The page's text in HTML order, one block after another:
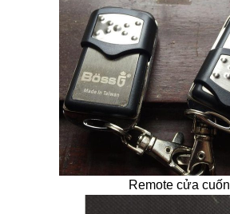
Remote cửa cuốn